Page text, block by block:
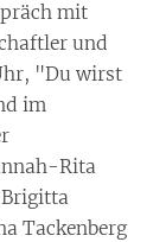
mit
und
"Du wirst
im
Rita
Brigitta
Tackenberg